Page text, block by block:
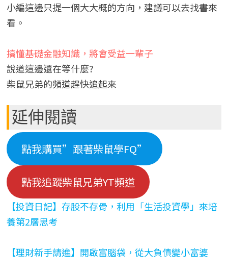
小編這邊只提一個大大概的方向，建議可以去找書來
看。
搞懂基礎金融知識，將會受益一輩子
說道這邊還在等什麼?
柴鼠兄弟的頻道趕快追起來
延伸閱讀
點我購買”跟著柴鼠學FQ”
點我追蹤柴鼠兄弟YT頻道
【投資日記】存股不存骨，利用「生活投資學」來培
養第2層思考
【理財新手請進】開啟富腦袋，從大負債變小富婆